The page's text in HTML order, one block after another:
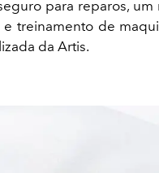
para reparos, um
e treinamento de
da Artis.